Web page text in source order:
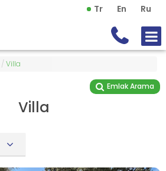
Tr En Ru
/ Villa
Emlak Arama
Villa